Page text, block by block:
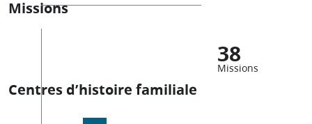
Missions
38
Missions
Centres d’histoire familiale